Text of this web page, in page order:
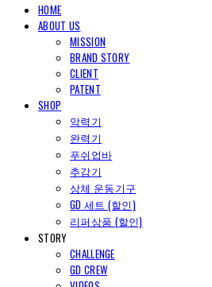
HOME
ABOUT US
MISSION
BRAND STORY
CLIENT
PATENT
SHOP
악력기
완력기
푸쉬업바
추감기
상체 운동기구
GD 세트 (할인)
리퍼상품 (할인)
STORY
CHALLENGE
GD CREW